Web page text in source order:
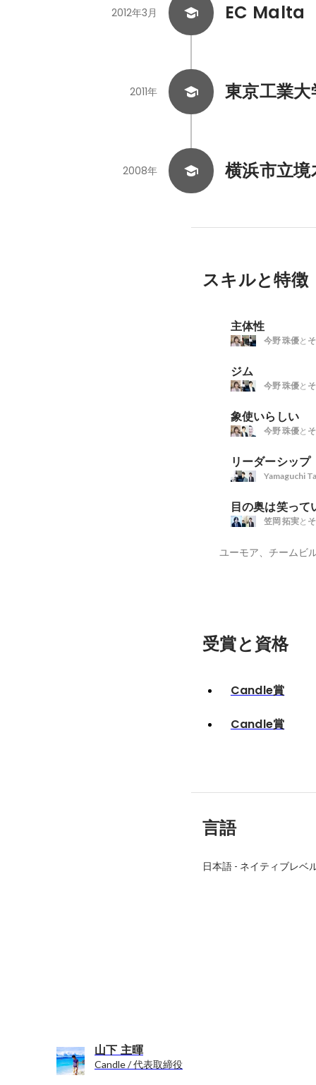
EC Malta
2012年3月
東京工業
2011年
横浜市立
2008年
スキルと特徴
主体性
今野 珠優と
ジム
今野 珠優と
象使いらしい
今野 珠優と
リーダーシップ
Yamaguchi
目の奥は笑って
笠岡 拓実と
受賞と資格
Candle賞
Candle賞
言語
日本語- ネイティブレベ
山下 主暉
Candle / 代表取締役